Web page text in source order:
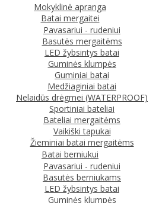
Mokyklinė apranga
Batai mergaitei
Pavasariui - rudeniui
Basutės mergaitėms
LED žybsintys batai
Guminės klumpės
Guminiai batai
Medžiaginiai batai
Nelaidūs drėgmei (WATERPROOF)
Sportiniai bateliai
Bateliai mergaitėms
Vaikiški tapukai
Žieminiai batai mergaitėms
Batai berniukui
Pavasariui - rudeniui
Basutės berniukams
LED žybsintys batai
Guminės klumpės